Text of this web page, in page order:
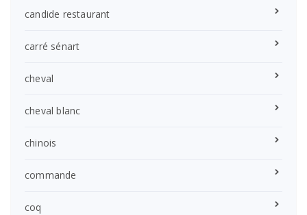
candide restaurant
carré sénart
cheval
cheval blanc
chinois
commande
coq